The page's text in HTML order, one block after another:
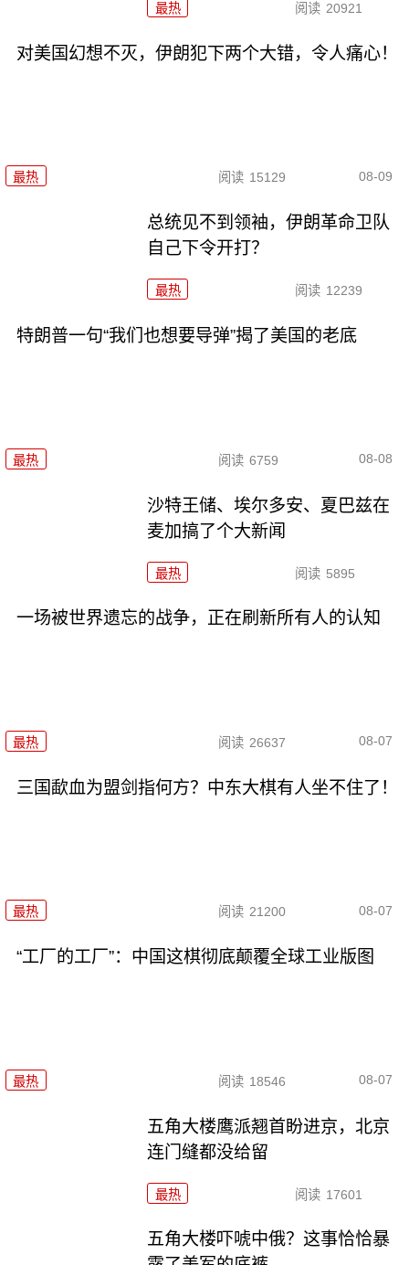
最热 阅读 20921
对美国幻想不灭，伊朗犯下两个大错，令人痛心！
最热 阅读 15129 08-09
总统见不到领袖，伊朗革命卫队
自己下令开打？
最热 阅读 12239
特朗普一句“我们也想要导弹”揭了美国的老底
最热 阅读 6759 08-08
沙特王储、埃尔多安、夏巴兹在
麦加搞了个大新闻
最热 阅读 5895
一场被世界遗忘的战争，正在刷新所有人的认知
最热 阅读 26637 08-07
三国歃血为盟剑指何方？中东大棋有人坐不住了！
最热 阅读 21200 08-07
“工厂的工厂”：中国这棋彻底颠覆全球工业版图
最热 阅读 18546 08-07
五角大楼鹰派翘首盼进京，北京
连门缝都没给留
最热 阅读 17601
五角大楼吓唬中俄？这事恰恰暴